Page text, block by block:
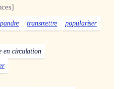
transmettre populariser
en circulation